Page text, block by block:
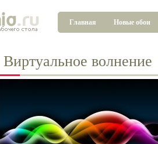
Главная Новые обои
Виртуальное волнение